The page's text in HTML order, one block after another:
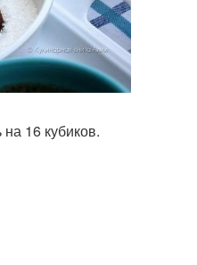
16 кубиков.